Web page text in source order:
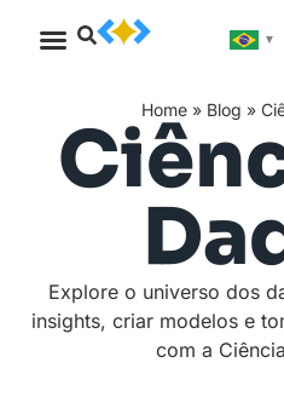
▼
Home » Blog »
Explore o universo dos
insights, criar modelos e
com a